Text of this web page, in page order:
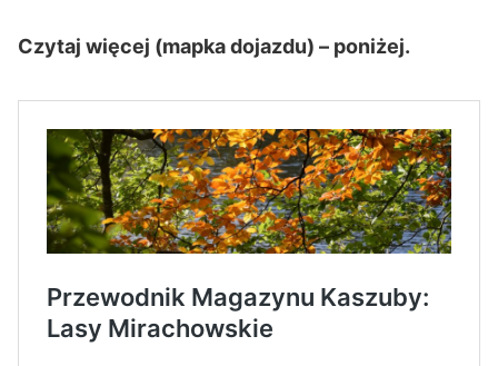
Czytaj więcej (mapka dojazdu) – poniżej.